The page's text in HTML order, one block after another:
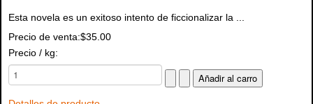
Esta novela es un exitoso intento de ficcionalizar la ...
Precio de venta:$35.00
Precio / kg: